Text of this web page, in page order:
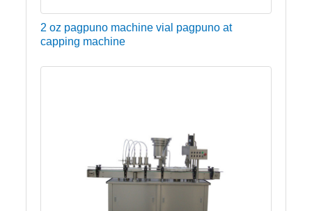
2 oz pagpuno machine vial pagpuno at
capping machine